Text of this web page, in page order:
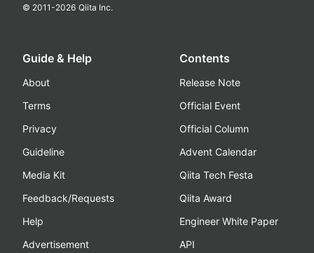
© 2011-2026 Qiita Inc.
Guide & Help
About
Terms
Privacy
Guideline
Media Kit
Feedback/Requests
Help
Advertisement
Contents
Release Note
Official Event
Official Column
Advent Calendar
Qiita Tech Festa
Qiita Award
Engineer White Paper
API